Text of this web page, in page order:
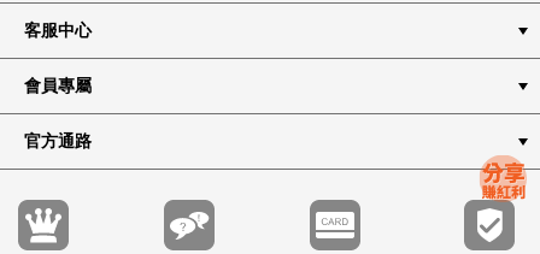
客服中心
會員專屬
官方通路